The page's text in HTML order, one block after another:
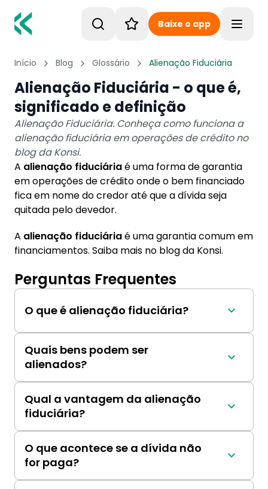
Baixe o app
Início Blog Glossário Alienação Fiduciária
Alienação Fiduciária - o que é,
significado e definição
Alienação Fiduciária. Conheça como funciona a
alienação fiduciária em operações de crédito no
blog da Konsi.
A alienação fiduciáriaé uma forma de garantia
em operações de crédito onde o bem financiado
fica em nome do credor até que a dívida seja
quitada pelo devedor.
A alienação fiduciáriaé uma garantia comum em
financiamentos. Saiba mais no blog da Konsi.
Perguntas Frequentes
O que é alienação fiduciária?
É um tipo de garantia onde o bem fica em
nome do credor até o pagamento da dívida.
Quais bens podem ser
alienados?
Imóveis, veículos e outros bens de alto valor.
Qual a vantagem da alienação
fiduciária?
Geralmente permite acesso a juros mais
O que acontece se a dívida não
for paga?
O credor pode tomar posse do bem.